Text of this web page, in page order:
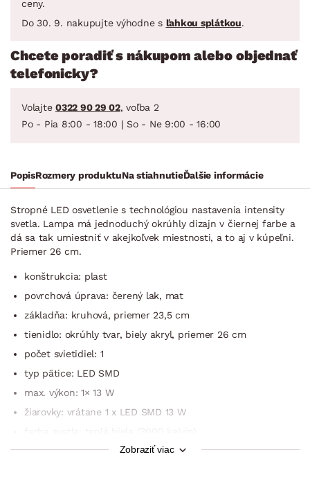
ceny.
Do 30. 9. nakupujte výhodne s ľahkou splátkou.
Chcete poradiť s nákupom alebo objednať
telefonicky?
Volajte 0322 90 29 02, voľba 2
Po - Pia 8:00 - 18:00 | So - Ne 9:00 - 16:00
PopisRozmery produktuNa stiahnutieĎalšie informácie
Stropné LED osvetlenie s technológiou nastavenia intensity
svetla. Lampa má jednoduchý okrúhly dizajn v čiernej farbe a
dá sa tak umiestniť v akejkoľvek miestnosti, a to aj v kúpeľni.
Priemer 26 cm.
konštrukcia: plast
povrchová úprava: čerený lak, mat
základňa: kruhová, priemer 23,5 cm
tienidlo: okrúhly tvar, biely akryl, priemer 26 cm
počet svietidiel: 1
typ pätice: LED SMD
max. výkon: 1× 13 W
žiarovky: vrátane 1 x LED SMD 13 W
intenzita svetla: nastaviteľná (nástenný vypínač) – možnosť
Zobraziť viac